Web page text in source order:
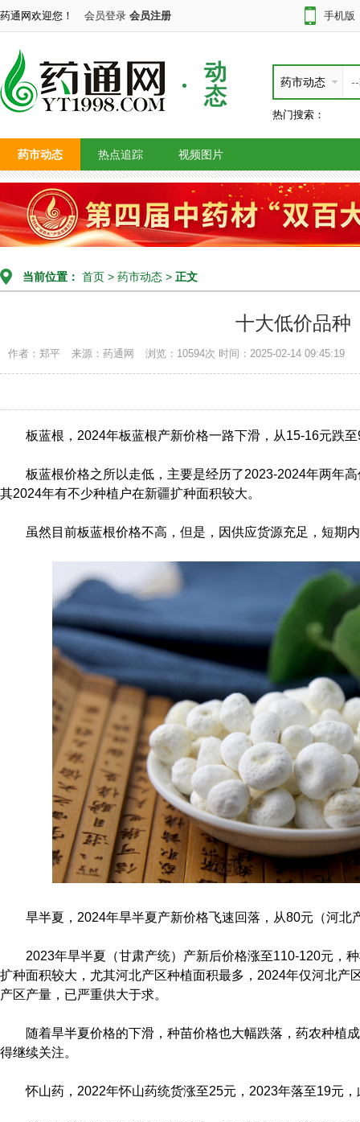
药通网欢迎您！ 会员登录 会员注册 手机版
动
态
药市动态
热门搜索：
药市动态 热点追踪 视频图片
当前位置： 首页 > 药市动态 > 正文
十大低价品种
作者：郑平 来源：药通网 浏览：10594次 时间：2025-02-14 09:45:19
板蓝根，2024年板蓝根产新价格一路下滑，从15-16元跌
板蓝根价格之所以走低，主要是经历了2023-2024年两年
其2024年有不少种植户在新疆扩种面积较大。
虽然目前板蓝根价格不高，但是，因供应货源充足，短期
旱半夏，2024年旱半夏产新价格飞速回落，从80元（河北
2023年旱半夏（甘肃产统）产新后价格涨至110-120元，
扩种面积较大，尤其河北产区种植面积最多，2024年仅河北产
产区产量，已严重供大于求。
随着旱半夏价格的下滑，种苗价格也大幅跌落，药农种植
得继续关注。
怀山药，2022年怀山药统货涨至25元，2023年落至19元